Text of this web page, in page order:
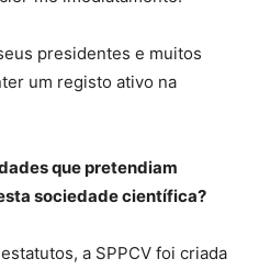
presidentes e muitos
um registo ativo na
que pretendiam
sociedade científica?
a SPPCV foi criada